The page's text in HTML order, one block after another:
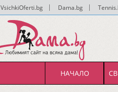
VsichkiOferti.bg Dama.bg
НАЧАЛО